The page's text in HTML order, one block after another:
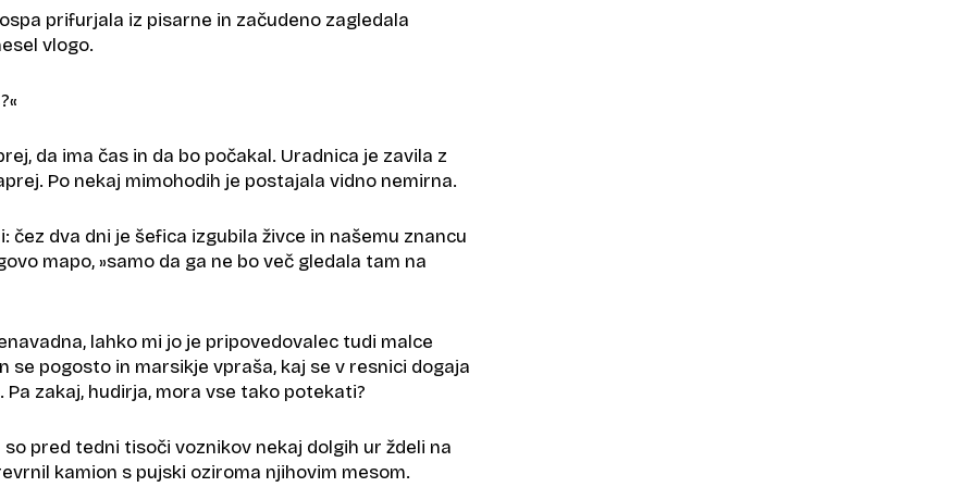
prifurjala iz pisarne in začudeno zagledala
vlogo.
da ima čas in da bo počakal. Uradnica je zavila z
Po nekaj mimohodih je postajala vidno nemirna.
čez dva dni je šefica izgubila živce in našemu znancu
mapo, »samo da ga ne bo več gledala tam na
lahko mi jo je pripovedovalec tudi malce
se pogosto in marsikje vpraša, kaj se v resnici dogaja
zakaj, hudirja, mora vse tako potekati?
so pred tedni tisoči voznikov nekaj dolgih ur ždeli na
kamion s pujski oziroma njihovim mesom.